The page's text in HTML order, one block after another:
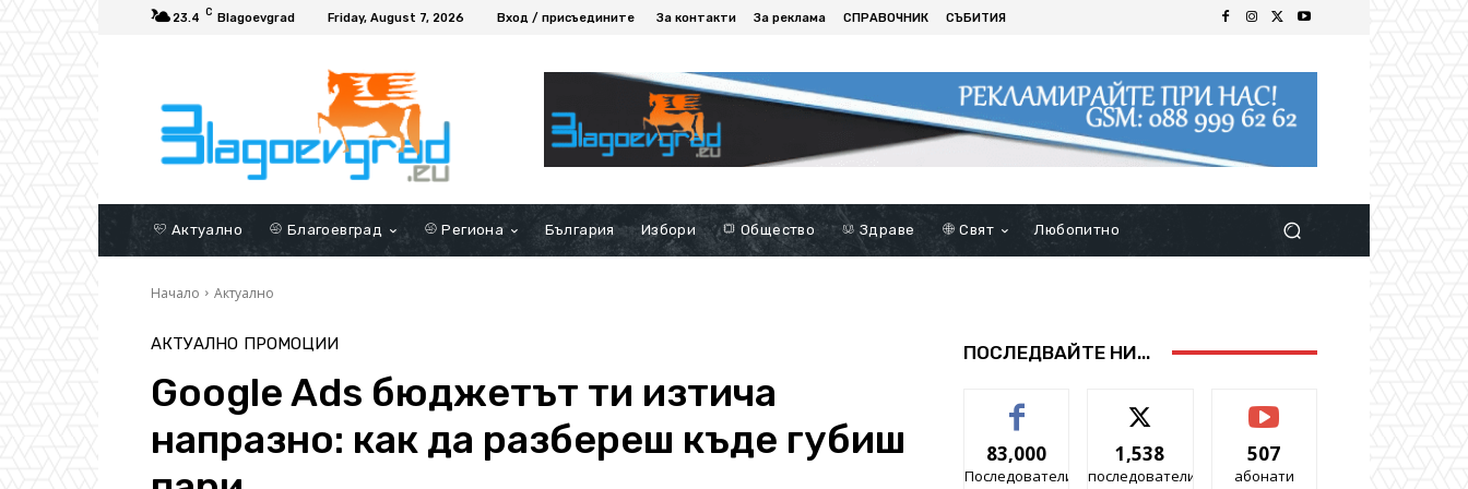
23.4 C Blagoevgrad Friday, August 7, 2026 Вход / присъедините За контакти За реклама СПРАВОЧНИК СЪБИТИЯ
Актуално Благоевград Региона България Избори Общество Здраве Свят Любопитно
Начало Актуално
АКТУАЛНО ПРОМОЦИИ
Google Ads бюджетът ти изтича
напразно: как да разбереш къде губиш
ПОСЛЕДВАЙТЕ НИ...
83,000
Последователи
1,538
последователи
507
абонати